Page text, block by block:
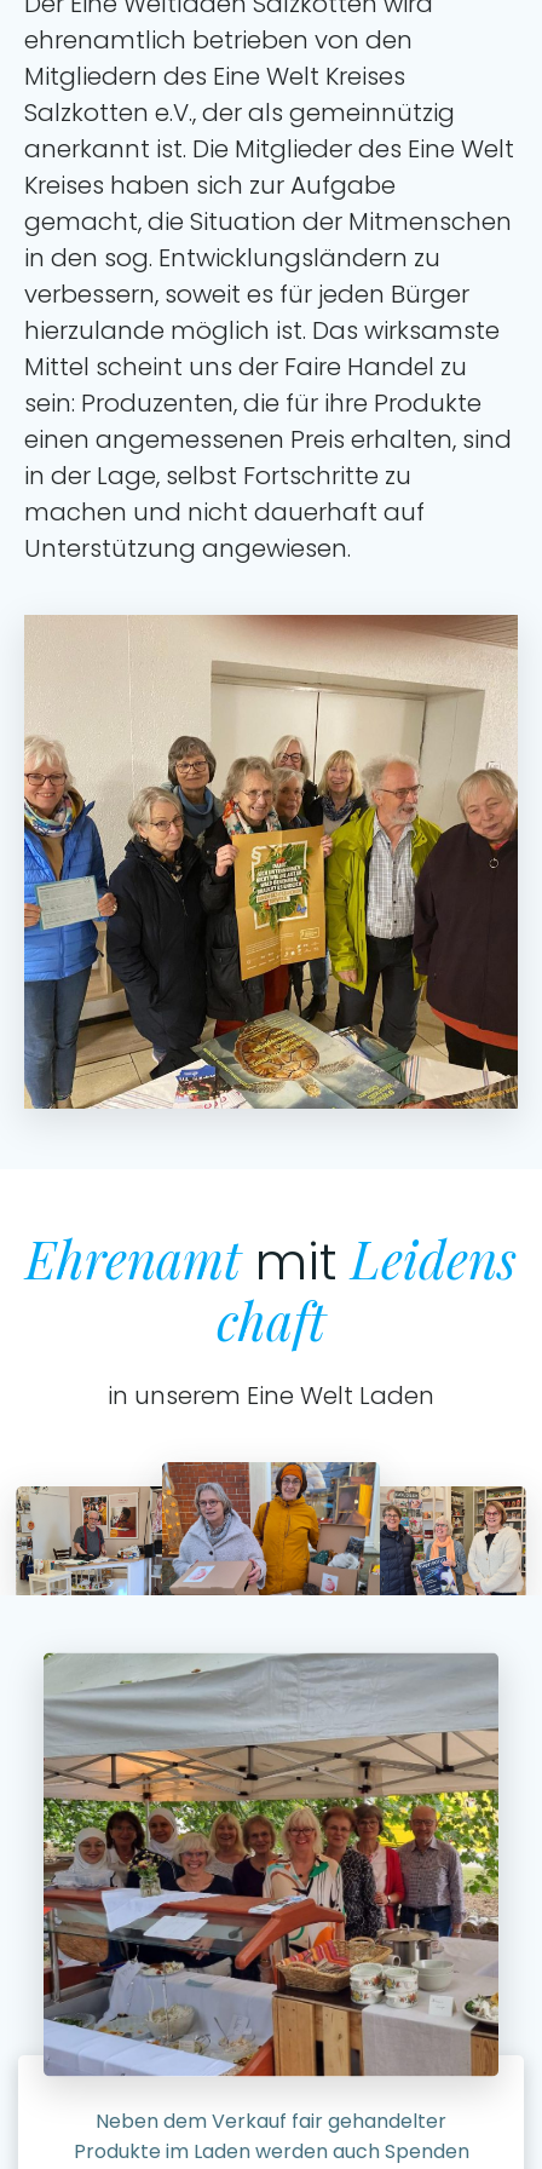
ehrenamtlich betrieben von den
Mitgliedern des Eine Welt Kreises
Salzkotten e.V., der als gemeinnützig
anerkannt ist. Die Mitglieder des Eine Welt
Kreises haben sich zur Aufgabe
gemacht, die Situation der Mitmenschen
in den sog. Entwicklungsländern zu
verbessern, soweit es für jeden Bürger
hierzulande möglich ist. Das wirksamste
Mittel scheint uns der Faire Handel zu
sein: Produzenten, die für ihre Produkte
einen angemessenen Preis erhalten, sind
in der Lage, selbst Fortschritte zu
machen und nicht dauerhaft auf
Unterstützung angewiesen.
EhrenamtmitLeidens
chaft
in unserem Eine Welt Laden
Neben dem Verkauf fair gehandelter
Produkte im Laden werden auch Spenden